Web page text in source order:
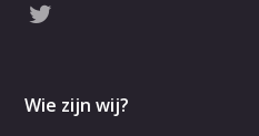
Wie zijn wij?